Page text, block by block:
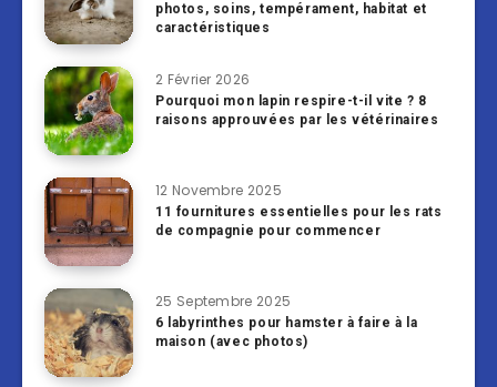
photos, soins, tempérament, habitat et
caractéristiques
2 Février 2026
Pourquoi mon lapin respire-t-il vite ? 8
raisons approuvées par les vétérinaires
12 Novembre 2025
11 fournitures essentielles pour les rats
de compagnie pour commencer
25 Septembre 2025
6 labyrinthes pour hamster à faire à la
maison (avec photos)